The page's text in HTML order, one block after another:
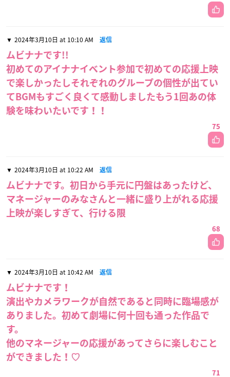
2024年3月10日 at 10:10 AM 返信
ムビナナです!!
初めてのアイナナイベント参加で初めての応援上映
で楽しかったしそれぞれのグループの個性が出てい
てBGMもすごく良くて感動しましたもう1回あの体
験を味わいたいです！！
75
2024年3月10日 at 10:22 AM 返信
ムビナナです。初日から手元に円盤はあったけど、
マネージャーのみなさんと一緒に盛り上がれる応援
上映が楽しすぎて、行ける限
68
2024年3月10日 at 10:42 AM 返信
ムビナナです！
演出やカメラワークが自然であると同時に臨場感が
ありました。初めて劇場に何十回も通った作品で
す。
他のマネージャーの応援があってさらに楽しむこと
ができました！♡
71